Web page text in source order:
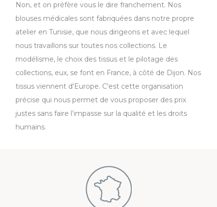
Non, et on préfère vous le dire franchement. Nos
blouses médicales sont fabriquées dans notre propre
atelier en Tunisie, que nous dirigeons et avec lequel
nous travaillons sur toutes nos collections. Le
modélisme, le choix des tissus et le pilotage des
collections, eux, se font en France, à côté de Dijon. Nos
tissus viennent d'Europe. C'est cette organisation
précise qui nous permet de vous proposer des prix
justes sans faire l’impasse sur la qualité et les droits
humains.